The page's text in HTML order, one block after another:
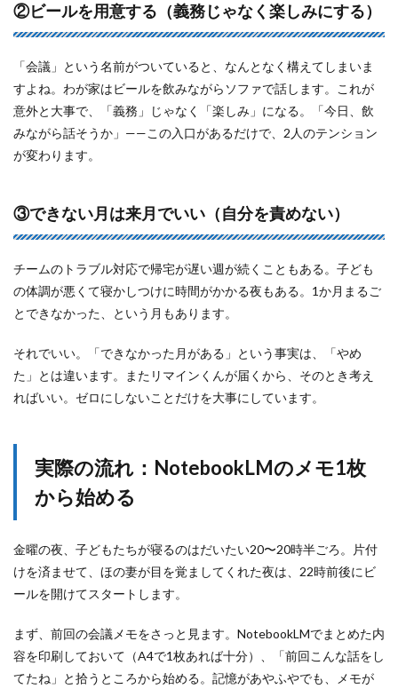
②ビールを用意する（義務じゃなく楽しみにする）
「会議」という名前がついていると、なんとなく構えてしまいま
すよね。わが家はビールを飲みながらソファで話します。これが
意外と大事で、「義務」じゃなく「楽しみ」になる。「今日、飲
みながら話そうか」——この入口があるだけで、2人のテンション
が変わります。
③できない月は来月でいい（自分を責めない）
チームのトラブル対応で帰宅が遅い週が続くこともある。子ども
の体調が悪くて寝かしつけに時間がかかる夜もある。1か月まるご
とできなかった、という月もあります。
それでいい。「できなかった月がある」という事実は、「やめ
た」とは違います。またリマインくんが届くから、そのとき考え
ればいい。ゼロにしないことだけを大事にしています。
実際の流れ：NotebookLMのメモ1枚
から始める
金曜の夜、子どもたちが寝るのはだいたい20〜20時半ごろ。片付
けを済ませて、ほの妻が目を覚ましてくれた夜は、22時前後にビ
ールを開けてスタートします。
まず、前回の会議メモをさっと見ます。NotebookLMでまとめた内
容を印刷しておいて（A4で1枚あれば十分）、「前回こんな話をし
てたね」と拾うところから始める。記憶があやふやでも、メモが